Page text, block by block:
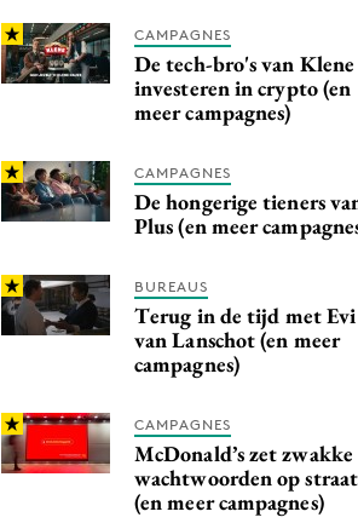
CAMPAGNES
De tech-bro's van Klene
investeren in crypto (en
meer campagnes)
CAMPAGNES
De hongerige tieners
Plus (en meer
BUREAUS
Terug in de tijd met Evi
van Lanschot (en meer
campagnes)
CAMPAGNES
McDonald’s zet zwakke
wachtwoorden op straat
(en meer campagnes)